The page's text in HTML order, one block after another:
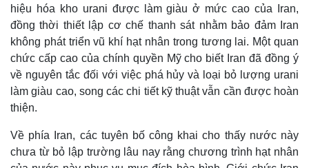
Quan sát
Cuộc sống đó đây
Hồ sơ
Video
Ảnh
Infographic
hiệu hóa kho urani được làm giàu ở mức cao của Iran,
đồng thời thiết lập cơ chế thanh sát nhằm bảo đảm Iran
không phát triển vũ khí hạt nhân trong tương lai. Một quan
chức cấp cao của chính quyền Mỹ cho biết Iran đã đồng ý
về nguyên tắc đối với việc phá hủy và loại bỏ lượng urani
làm giàu cao, song các chi tiết kỹ thuật vẫn cần được hoàn
thiện.
Về phía Iran, các tuyên bố công khai cho thấy nước này
chưa từ bỏ lập trường lâu nay rằng chương trình hạt nhân